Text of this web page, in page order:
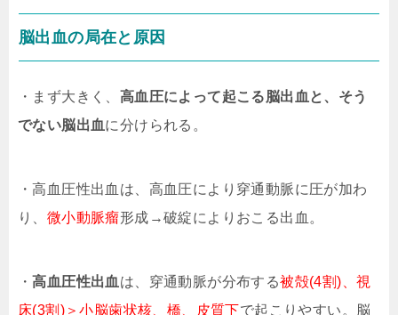
脳出血の局在と原因
・まず大きく、 高血圧によって起こる脳出血と、そう
でない脳出血に分けられる。
・高血圧性出血は、高血圧により穿通動脈に圧が加わ
り、 微小動脈瘤形成→破綻によりおこる出血。
・高血圧性出血 は、穿通動脈が分布する被殻(4割)、視
床(3割)＞小脳歯状核、橋、皮質下で起こりやすい。脳